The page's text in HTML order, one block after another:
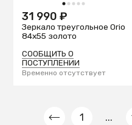
1 2 3 4 5
31 990 ₽
Зеркало треугольное Orio
84х55 золото
СООБЩИТЬ О
ПОСТУПЛЕНИИ
Временно отсутствует
1 ...